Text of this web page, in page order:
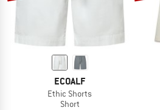
ECOALF
Ethic Shorts
Short